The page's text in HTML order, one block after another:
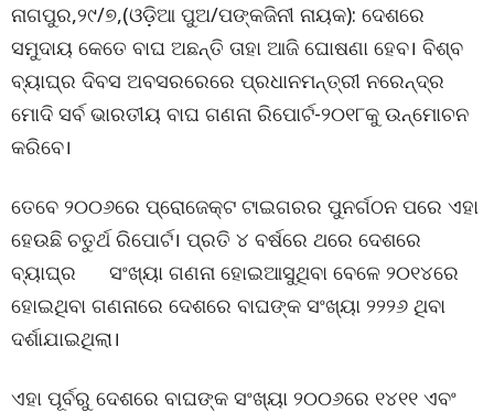
ନାଗପୁର,୨୯/୭,(ଓଡ଼ିଆ ପୁଅ/ପଙ୍କଜିନୀ ନାୟକ): ଦେଶରେ
ସମୁଦାୟ କେତେ ବାଘ ଅଛନ୍ତି ତାହା ଆଜି ଘୋଷଣା ହେବ। ବିଶ୍ବ
ବ୍ୟାଘ୍ର ଦିବସ ଅବସରରେରେ ପ୍ରଧାନମନ୍ତ୍ରୀ ନରେନ୍ଦ୍ର
ମୋଦି ସର୍ବ ଭାରତୀୟ ବାଘ ଗଣନା ରିପୋର୍ଟ-୨୦୧୮କୁ ଉନ୍ମୋଚନ
କରିବେ।
ତେବେ ୨୦୦୬ରେ ପ୍ରୋଜେକ୍ଟ ଟାଇଗରର ପୁନର୍ଗଠନ ପରେ ଏହା
ହେଉଛି ଚତୁର୍ଥ ରିପୋର୍ଟ। ପ୍ରତି ୪ ବର୍ଷରେ ଥରେ ଦେଶରେ
ବ୍ୟାଘ୍ର ସଂଖ୍ୟା ଗଣନା ହୋଇଆସୁଥିବା ବେଳେ ୨୦୧୪ରେ
ହୋଇଥିବା ଗଣନାରେ ଦେଶରେ ବାଘଙ୍କ ସଂଖ୍ୟା ୨୨୨୬ ଥିବା
ଦର୍ଶାଯାଇଥିଲା।
ଏହା ପୂର୍ବରୁ ଦେଶରେ ବାଘଙ୍କ ସଂଖ୍ୟା ୨୦୦୬ରେ ୧୪୧୧ ଏବଂ